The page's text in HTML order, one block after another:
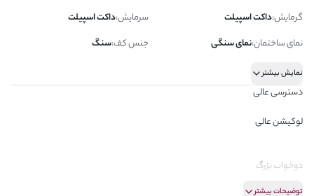
گرمایش:داکت اسپیلت سرمایش:داکت اسپیلت
نمای ساختمان:نمای سنگی جنس کف:سنگ
نمایش بیشتر
دسترسی عالی
لوکیشن عالی
دوخواب بزرگ
توضیحات بیشتر